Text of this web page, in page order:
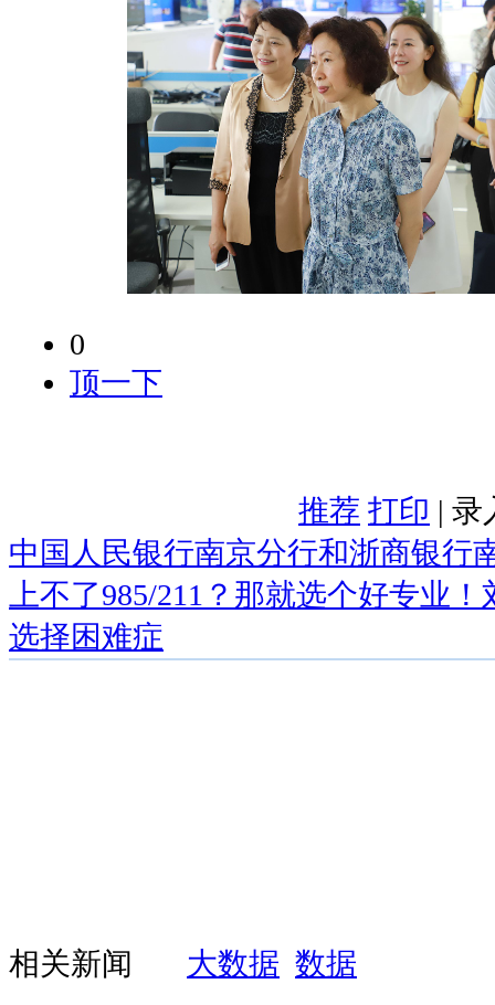
0
顶一下
推荐 打印 | 录
中国人民银行南京分行和浙商银行
上不了985/211？那就选个好专业
选择困难症
相关新闻 大数据 数据